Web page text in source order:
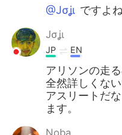
@Jσʝι ですよ
Jσʝι
JP EN
アリソンの走
全然詳しくな
アスリートだ
ます。